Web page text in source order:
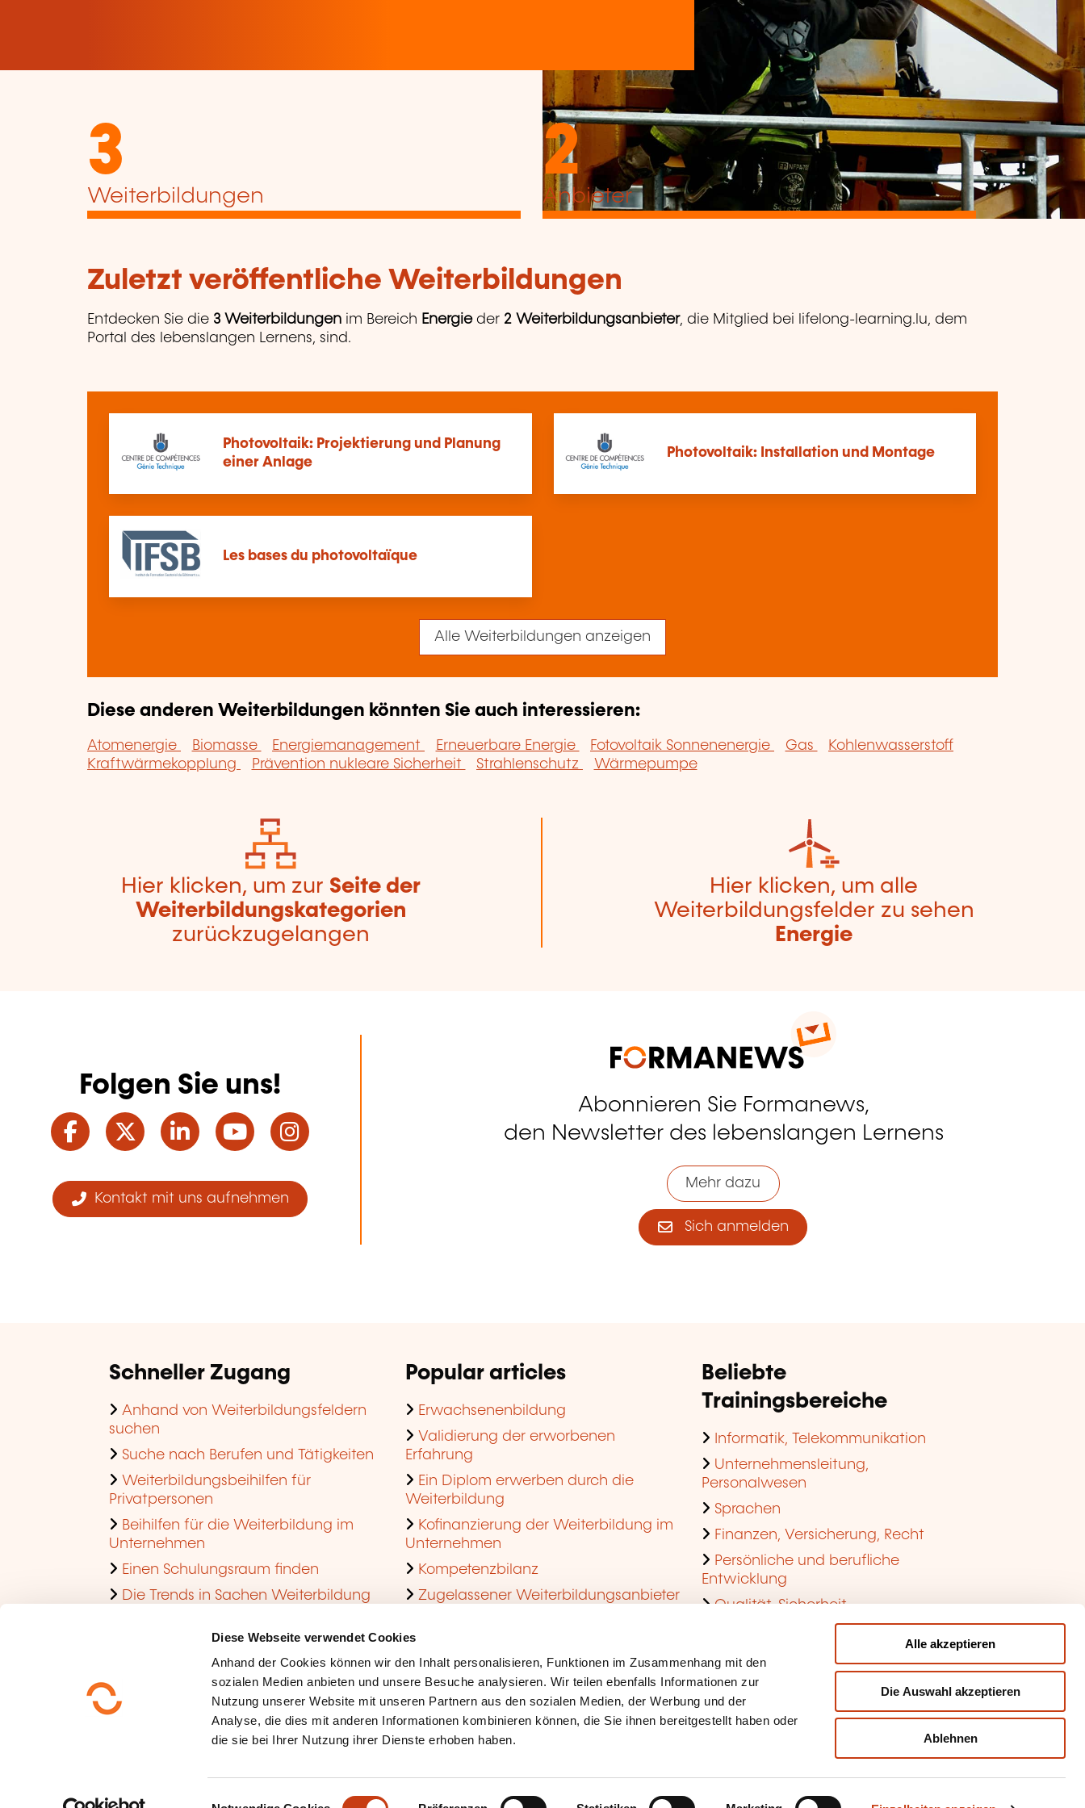
Diese Webseite verwendet Cookies
Anhand der Cookies können wir den Inhalt personalisieren, Funktionen im Zusammenhang mit den
sozialen Medien anbieten und unsere Besuche analysieren. Wir teilen ebenfalls Informationen zur
Nutzung unserer Website mit unseren Partnern aus den sozialen Medien, der Werbung und der
Analyse, die dies mit anderen Informationen kombinieren können, die Sie ihnen bereitgestellt haben oder
die sie bei Ihrer Nutzung ihrer Dienste erhoben haben.
Alle akzeptieren
Die Auswahl akzeptieren
Ablehnen
3
Weiterbildungen
2
Anbieter
Zuletzt veröffentliche Weiterbildungen
Entdecken Sie die 3 Weiterbildungen im Bereich Energieder 2 Weiterbildungsanbieter, die Mitglied bei lifelong-learning.lu, dem
Portal des lebenslangen Lernens, sind.
Photovoltaik: Projektierung und Planung
einer Anlage
Photovoltaik: Installation und Montage
Les bases du photovoltaïque
Alle Weiterbildungen anzeigen
Diese anderen Weiterbildungen könnten Sie auch interessieren:
Atomenergie Biomasse Energiemanagement Erneuerbare Energie Fotovoltaik Sonnenenergie Gas
Kohlenwasserstoff
Kraftwärmekopplung
Prävention nukleare Sicherheit Strahlenschutz Wärmepumpe
Hier klicken, um zur Seite der
Weiterbildungskategorien
zurückzugelangen
Hier klicken, um alle
Weiterbildungsfelder zu sehen
Energie
Folgen Sie uns!
Facebook
TwitterLinkedInYouTube
Kontakt mit uns aufnehmen
Abonnieren Sie Formanews,
den Newsletter des lebenslangen Lernens
Mehr dazu
Sich anmelden
Schneller Zugang
Anhand von Weiterbildungsfeldern
suchen
Suche nach Berufen und Tätigkeiten
Weiterbildungsbeihilfen für
Privatpersonen
Beihilfen für die Weiterbildung im
Unternehmen
Einen Schulungsraum finden
Die Trends in Sachen Weiterbildung
Popular articles
Erwachsenenbildung
Validierung der erworbenen
Erfahrung
Ein Diplom erwerben durch die
Weiterbildung
Kofinanzierung der Weiterbildung im
Unternehmen
Kompetenzbilanz
Zugelassener Weiterbildungsanbieter
Beliebte
Trainingsbereiche
Informatik, Telekommunikation
Unternehmensleitung,
Personalwesen
Sprachen
Finanzen, Versicherung, Recht
Persönliche und berufliche
Entwicklung
Qualität, Sicherheit